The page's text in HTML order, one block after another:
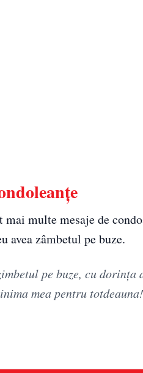
multe mesaje de
avea zâmbetul pe buze.
pe buze, cu
mea pentru